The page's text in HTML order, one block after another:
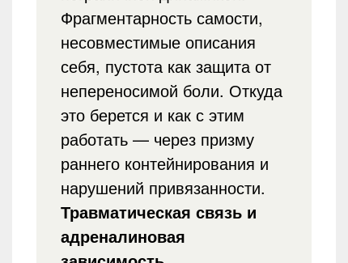
Фрагментарность самости,
несовместимые описания
себя, пустота как защита от
непереносимой боли. Откуда
это берется и как с этим
работать — через призму
раннего контейнирования и
нарушений привязанности.
Травматическая связь и
адреналиновая